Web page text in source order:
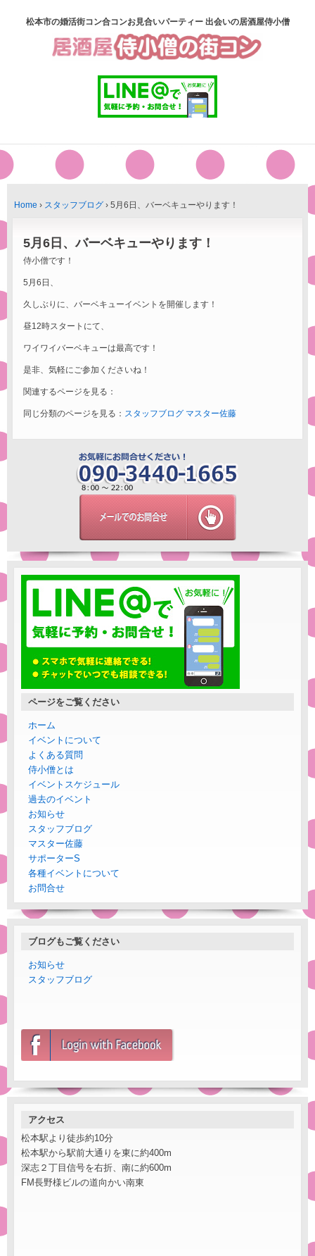
松本市の婚活街コン合コンお見合いパーティー 出会いの居酒屋侍小僧
Home › スタッフブログ › 5月6日、バーベキューやります！
5月6日、バーベキューやります！
侍小僧です！
5月6日、
久しぶりに、バーベキューイベントを開催します！
昼12時スタートにて、
ワイワイバーベキューは最高です！
是非、気軽にご参加くださいね！
関連するページを見る：
同じ分類のページを見る： スタッフブログ マスター佐藤
ページをご覧ください
ホーム
イベントについて
よくある質問
侍小僧とは
イベントスケジュール
過去のイベント
お知らせ
スタッフブログ
マスター佐藤
サポーターS
各種イベントについて
お問合せ
ブログもご覧ください
お知らせ
スタッフブログ
アクセス
松本駅より徒歩約10分
松本駅から駅前大通りを東に約400m
深志２丁目信号を右折、南に約600m
FM長野様ビルの道向かい南東